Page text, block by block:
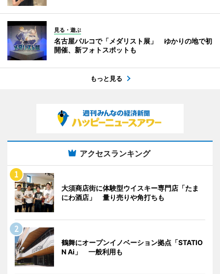
見る・遊ぶ
名古屋パルコで「メダリスト展」 ゆかりの地で初
開催、新フォトスポットも
もっと見る
アクセスランキング
大須商店街に体験型ウイスキー専門店「たま
にわ酒店」 量り売りや角打ちも
鶴舞にオープンイノベーション拠点「STATIO
N Ai」 一般利用も